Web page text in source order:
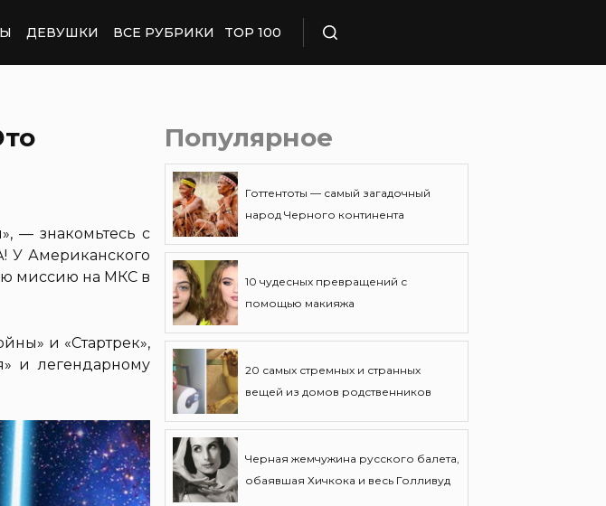
ДЕВУШКИ ВСЕ РУБРИКИ TOP 100
— знакомьтесь с
У Американского
миссию на МКС в
и «Стартрек»,
и легендарному
Популярное
Готтентоты — самый загадочный
народ Черного континента
10 чудесных превращений с
помощью макияжа
20 самых стремных и странных
вещей из домов родственников
Черная жемчужина русского балета,
обаявшая Хичкока и весь Голливуд